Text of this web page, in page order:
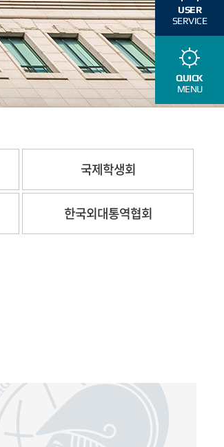
USER
SERVICE
QUICK
MENU
국제학생회
한국외대통역협회